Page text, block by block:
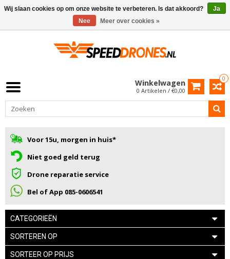
0
Winkelwagen
0 Artikelen / €0,00
Voor 15u, morgen in huis*
Niet goed geld terug
Drone reparatie service
Bel of App 085-0606541
CATEGORIEËN
SORTEREN OP
SORTEER OP PRIJS
Wij slaan cookies op om onze website te verbeteren. Is dat akkoord?
Ja
Nee
Meer over cookies »